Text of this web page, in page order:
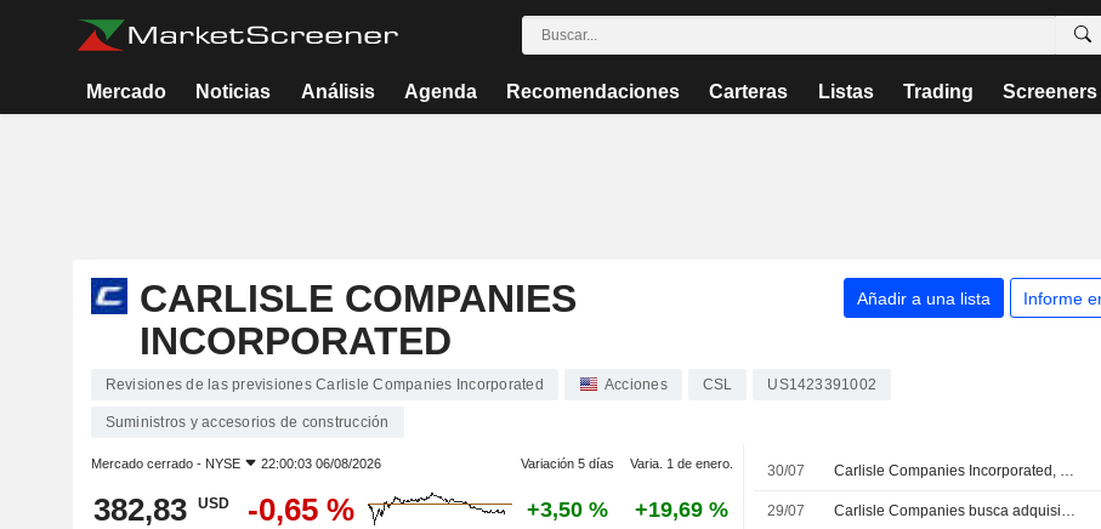
Mercado Noticias Análisis Agenda Recomendaciones Carteras Listas Trading Screeners
CARLISLE COMPANIES
INCORPORATED
Añadir a una lista Informe
Revisiones de las previsiones Carlisle Companies Incorporated Acciones CSL US1423391002
Suministros y accesorios de construcción
Mercado cerrado - NYSE 22:00:03 06/08/2026 Variación 5 días Varia. 1 de enero.
382,83 USD -0,65 % +3,50 % +19,69 %
30/07 Carlisle Companies Incorporated, Q2 2026 Earnings Call, Jul 29, 2026
29/07 Carlisle Companies busca adquisiciones